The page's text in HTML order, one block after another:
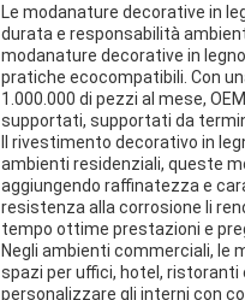
Le modanature decorative in
durata e responsabilità
modanature decorative in
pratiche ecocompatibili. Con
1.000.000 di pezzi al mese,
supportati, supportati da
Il rivestimento decorativo in
ambienti residenziali, queste
aggiungendo raffinatezza e
resistenza alla corrosione li
tempo ottime prestazioni e
Negli ambienti commerciali, le
spazi per uffici, hotel,
personalizzare gli interni con